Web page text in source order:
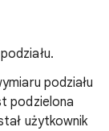
podziału
podzielona
użytkownik